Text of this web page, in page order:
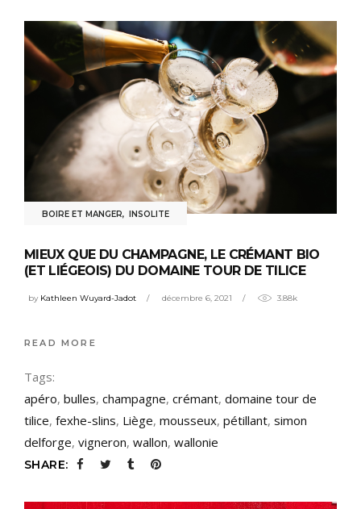
BOIRE ET MANGER, INSOLITE
MIEUX QUE DU CHAMPAGNE, LE CRÉMANT BIO
(ET LIÉGEOIS) DU DOMAINE TOUR DE TILICE
by Kathleen Wuyard-Jadot décembre 6, 2021 3.88k
READ MORE
Tags:
apéro, bulles, champagne, crémant, domaine tour de
tilice, fexhe-slins, Liège, mousseux, pétillant, simon
delforge, vigneron, wallon, wallonie
SHARE: